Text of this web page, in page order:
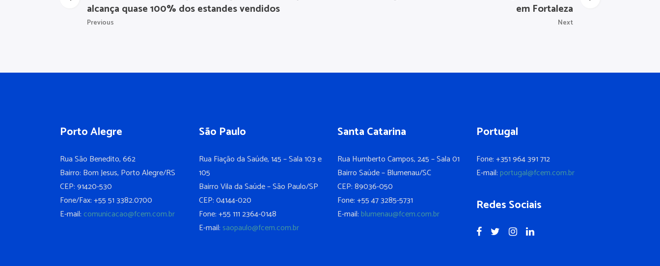
alcança quase 100% dos estandes vendidos
Previous
em Fortaleza
Next
Porto Alegre
Rua São Benedito, 662
Bairro: Bom Jesus, Porto Alegre/RS
CEP: 91420-530
Fone/Fax: +55 51 3382.0700
E-mail: comunicacao@fcem.com.br
São Paulo
Rua Fiação da Saúde, 145 – Sala 103 e
105
Bairro Vila da Saúde – São Paulo/SP
CEP: 04144-020
Fone: +55 111 2364-0148
E-mail: saopaulo@fcem.com.br
Santa Catarina
Rua Humberto Campos, 245 – Sala 01
Bairro Saúde – Blumenau/SC
CEP: 89036-050
Fone: +55 47 3285-5731
E-mail: blumenau@fcem.com.br
Portugal
Fone: +351 964 391 712
E-mail: portugal@fcem.com.br
Redes Sociais